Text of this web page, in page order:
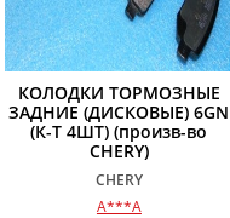
КОЛОДКИ ТОРМОЗНЫЕ
ЗАДНИЕ (ДИСКОВЫЕ) 6GN
(К-Т 4ШТ) (произв-во
CHERY)
CHERY
A***A